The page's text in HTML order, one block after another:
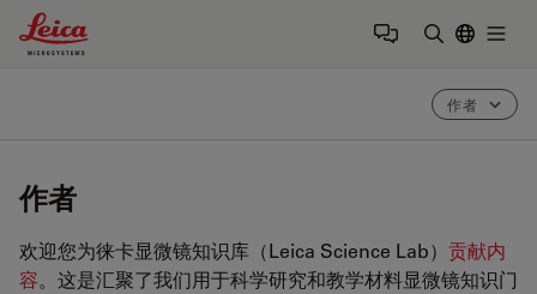
Leica Microsystems Logo
作者
作者
欢迎您为徕卡显微镜知识库（Leica Science Lab） 贡献内
容。这是汇聚了我们用于科学研究和教学材料显微镜知识门